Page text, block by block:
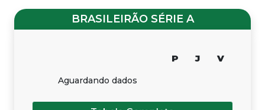
BRASILEIRÃO SÉRIE A
P J V
Aguardando dados